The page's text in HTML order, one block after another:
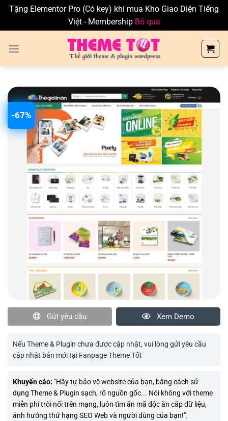
Tặng Elementor Pro (Có key) khi mua Kho Giao Diện Tiếng
Việt - Membership Bỏ qua
-67%
Gửi yêu cầu Xem Demo
Nếu Theme & Plugin chưa được cập nhật, vui lòng gửi yêu cầu
cập nhật bản mới tại Fanpage Theme Tốt
Khuyến cáo: "Hãy tự bảo vệ website của bạn, bằng cách sử
dụng Theme & Plugin sạch, rõ nguồn gốc... Nói không với theme
miễn phí trôi nổi trên mạng, luôn tìm ẩn mã độc ăn cắp dữ liệu,
ảnh hưởng thứ hạng SEO Web và người dùng của bạn!".